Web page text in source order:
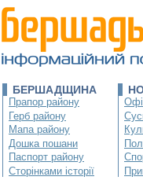
БЕРШАДЩИНА
Прапор району
Герб району
Мапа району
Дошка пошани
Паспорт району
Сторінками історії